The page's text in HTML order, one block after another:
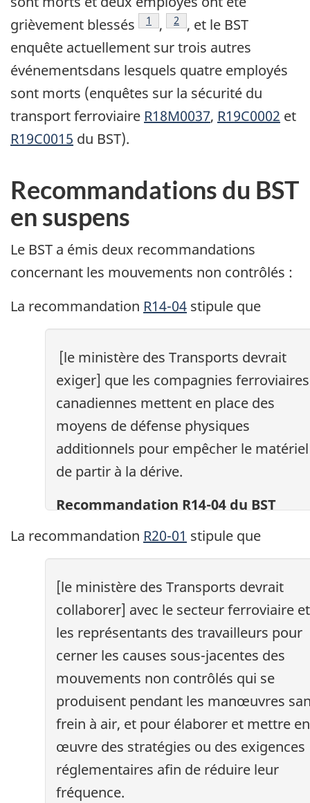
grièvement blessés
Note de bas de page
1 , Note de bas de page
2 , et le BST
enquête actuellement sur trois autres
événementsdans lesquels quatre employés
sont morts (enquêtes sur la sécurité du
transport ferroviaire R18M0037, R19C0002 et
R19C0015 du BST).
Recommandations du BST
en suspens
Le BST a émis deux recommandations
concernant les mouvements non contrôlés :
La recommandation R14-04 stipule que
[le ministère des Transports devrait
exiger] que les compagnies ferroviaires
canadiennes mettent en place des
moyens de défense physiques
additionnels pour empêcher le matériel
de partir à la dérive.
Recommandation R14-04 du BST
La recommandation R20-01 stipule que
[le ministère des Transports devrait
collaborer] avec le secteur ferroviaire et
les représentants des travailleurs pour
cerner les causes sous-jacentes des
mouvements non contrôlés qui se
produisent pendant les manœuvres
frein à air, et pour élaborer et mettre en
œuvre des stratégies ou des exigences
réglementaires afin de réduire leur
fréquence.